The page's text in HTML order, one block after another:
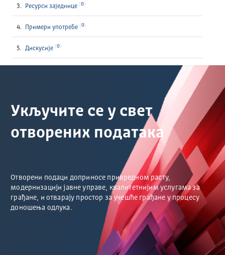
Ресурси заједнице 0
Примери употребе 0
Дискусије 0
Укључите се у свет
отворених података
Отворени подаци доприносе привредном расту,
модернизацији јавне управе, квалитетнијим услугама за
грађане, и отварају простор за учешће грађане у процесу
доношења одлука.